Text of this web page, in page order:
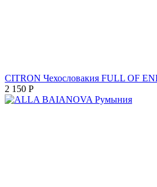
CITRON Чехословакия FULL OF
2 150 Р